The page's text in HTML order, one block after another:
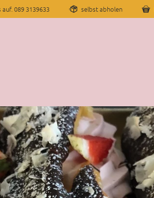
089 3139633 selbst abholen